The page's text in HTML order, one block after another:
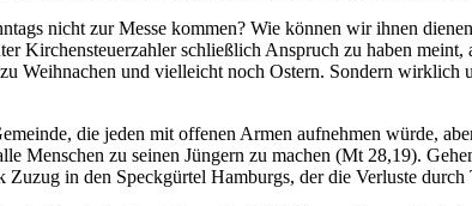
nicht zur Messe kommen? Wie können wir ihnen
Kirchensteuerzahler schließlich Anspruch zu haben
Weihnachen und vielleicht noch Ostern. Sondern wirklich
die jeden mit offenen Armen aufnehmen würde,
Menschen zu seinen Jüngern zu machen (Mt 28,19).
in den Speckgürtel Hamburgs, der die Verluste